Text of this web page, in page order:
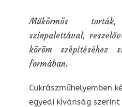
Műkörmös torták,
színpalettával,
köröm szépítéséhez
formában.
Cukrászműhelyemben
egyedi kívánság